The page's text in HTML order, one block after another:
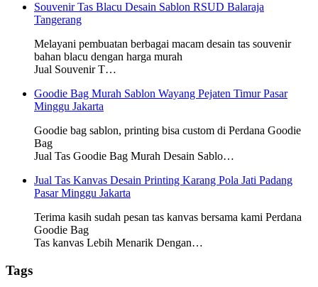
Souvenir Tas Blacu Desain Sablon RSUD Balaraja
Tangerang
Melayani pembuatan berbagai macam desain tas souvenir
bahan blacu dengan harga murah
Jual Souvenir T…
Goodie Bag Murah Sablon Wayang Pejaten Timur Pasar
Minggu Jakarta
Goodie bag sablon, printing bisa custom di Perdana Goodie
Bag
Jual Tas Goodie Bag Murah Desain Sablo…
Jual Tas Kanvas Desain Printing Karang Pola Jati Padang
Pasar Minggu Jakarta
Terima kasih sudah pesan tas kanvas bersama kami Perdana
Goodie Bag
Tas kanvas Lebih Menarik Dengan…
Tags